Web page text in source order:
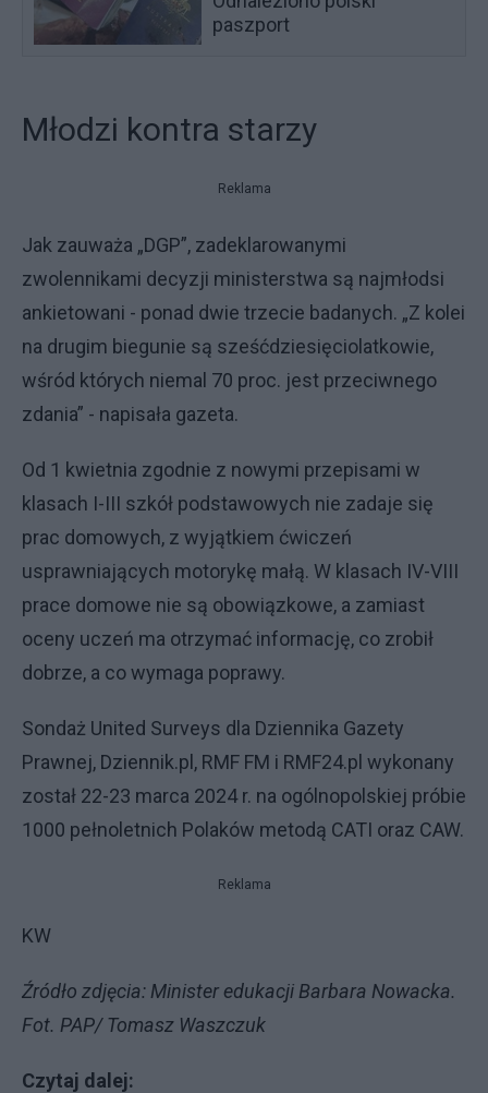
paszport
Młodzi kontra starzy
Reklama
Jak zauważa „DGP”, zadeklarowanymi
zwolennikami decyzji ministerstwa są najmłodsi
ankietowani - ponad dwie trzecie badanych. „Z kolei
na drugim biegunie są sześćdziesięciolatkowie,
wśród których niemal 70 proc. jest przeciwnego
zdania” - napisała gazeta.
Od 1 kwietnia zgodnie z nowymi przepisami w
klasach I-III szkół podstawowych nie zadaje się
prac domowych, z wyjątkiem ćwiczeń
usprawniających motorykę małą. W klasach IV-VIII
prace domowe nie są obowiązkowe, a zamiast
oceny uczeń ma otrzymać informację, co zrobił
dobrze, a co wymaga poprawy.
Sondaż United Surveys dla Dziennika Gazety
Prawnej, Dziennik.pl, RMF FM i RMF24.pl wykonany
został 22-23 marca 2024 r. na ogólnopolskiej próbie
1000 pełnoletnich Polaków metodą CATI oraz CAW.
Reklama
KW
Źródło zdjęcia: Minister edukacji Barbara Nowacka.
Fot. PAP/ Tomasz Waszczuk
Czytaj dalej: